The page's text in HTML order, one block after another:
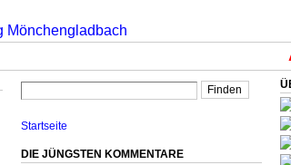
Startseite
DIE JÜNGSTEN KOMMENTARE